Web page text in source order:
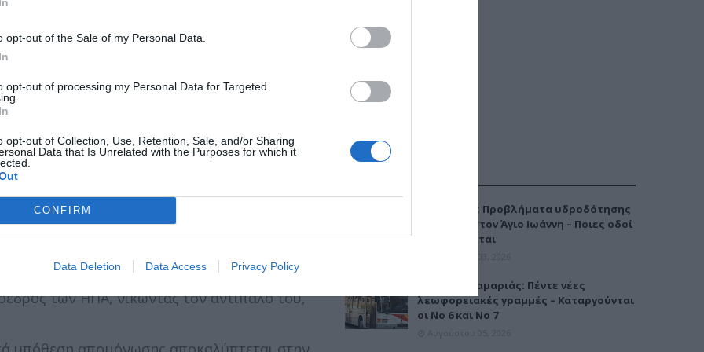
opt-out of the Sale of my Personal Data.
opt-out of processing my Personal Data for Targeted
opt-out of Collection, Use, Retention, Sale, and/or Sharing
Data that Is Unrelated with the Purposes for which it
CONFIRM
Data Deletion Data Access Privacy Policy
μέρος του Καρπενησίου.
των ΗΠΑ για τέταρτη φορά.
συνεδρίαση του Ευρωπαϊκού Συμβουλίου.
Γκάρντνερ. Θα περάσουν το μήνα του
Συνέλευση του ΟΗΕ, με 65 ψήφους
οι δυνάμεις των εισβολέων (της Μεγάλης
διασώζονται 14 μέρες μετά την
γνωστό ως το «θαύμα του Λέτζεντ».
των ΗΠΑ, νικώντας τον αντίπαλό του,
Καλαμαριά: Προβλήματα υδροδότησης
την Τρίτη στον Άγιο Ιωάννη – Ποιες οδοί
επηρεάζονται
Μετρό Καλαμαριάς: Πέντε νέες
λεωφορειακές γραμμές – Καταργούνται
οι Νο 6 και Νο 7